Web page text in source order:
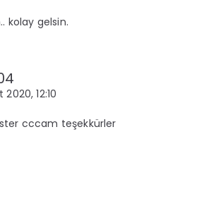
kolay gelsin.
12:10
cccam teşekkürler